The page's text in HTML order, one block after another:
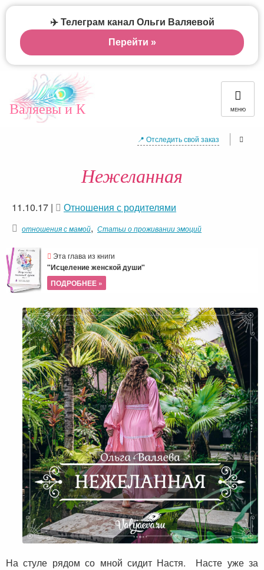
Валяевы и К МЕНЮ
📍 Отследить свой заказ
Нежеланная
11.10.17 | Отношения с родителями
отношения с мамой, Статьи о проживании эмоций
Эта глава из книги
"Исцеление женской души"
ПОДРОБНЕЕ »
На стуле рядом со мной сидит Настя. Насте уже за
✈️ Телеграм канал Ольги Валяевой
Перейти »